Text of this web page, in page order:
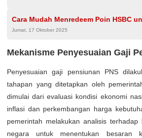
Cara Mudah Menredeem Poin HSBC
Jumat, 17 Oktober 2025
Mekanisme Penyesuaian Gaji
Penyesuaian gaji pensiunan PNS
tahapan yang ditetapkan oleh
dimulai dari evaluasi kondisi ekonomi
inflasi dan perkembangan harga
pemerintah melakukan analisis terhadap
negara untuk menentukan besaran